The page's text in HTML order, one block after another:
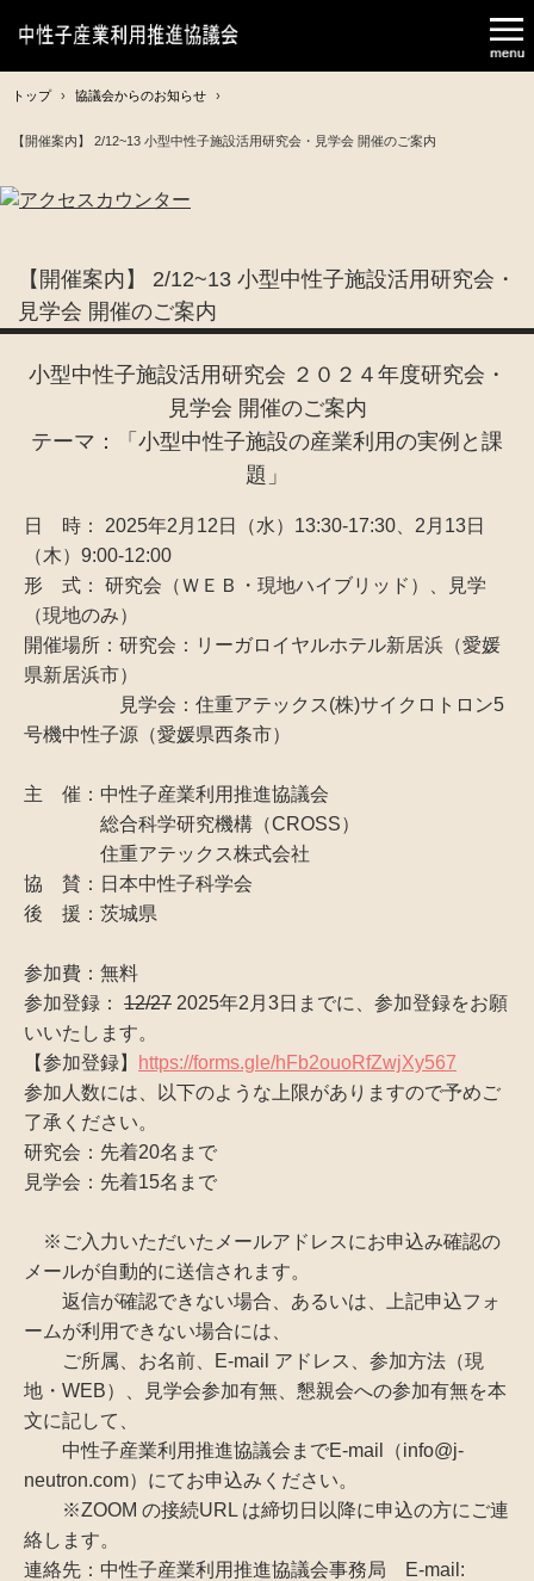
トップ › 協議会からのお知らせ ›
【開催案内】 2/12~13 小型中性子施設活用研究会・見学会 開催のご案内
【開催案内】 2/12~13 小型中性子施設活用研究会・
見学会 開催のご案内
小型中性子施設活用研究会 ２０２４年度研究会・
見学会 開催のご案内
テーマ：「小型中性子施設の産業利用の実例と課
題」
日 時： 2025年2月12日（水）13:30-17:30、2月13日
（木）9:00-12:00
形 式： 研究会（ＷＥＢ・現地ハイブリッド）、見学
（現地のみ）
開催場所：研究会：リーガロイヤルホテル新居浜（愛媛
県新居浜市）
見学会：住重アテックス(株)サイクロトロン5
号機中性子源（愛媛県西条市）
主 催：中性子産業利用推進協議会
総合科学研究機構（CROSS）
住重アテックス株式会社
協 賛：日本中性子科学会
後 援：茨城県
参加費：無料
参加登録： 12/27 2025年2月3日までに、参加登録をお願
いいたします。
【参加登録】
https://forms.gle/hFb2ouoRfZwjXy567
参加人数には、以下のような上限がありますので予めご
了承ください。
研究会：先着20名まで
見学会：先着15名まで
※ご入力いただいたメールアドレスにお申込み確認の
メールが自動的に送信されます。
返信が確認できない場合、あるいは、上記申込フォ
ームが利用できない場合には、
ご所属、お名前、E-mail アドレス、参加方法（現
地・WEB）、見学会参加有無、懇親会への参加有無を本
文に記して、
中性子産業利用推進協議会までE-mail（info@j-
neutron.com）にてお申込みください。
※ZOOM の接続URL は締切日以降に申込の方にご連
絡します。
連絡先：中性子産業利用推進協議会事務局 E-mail: